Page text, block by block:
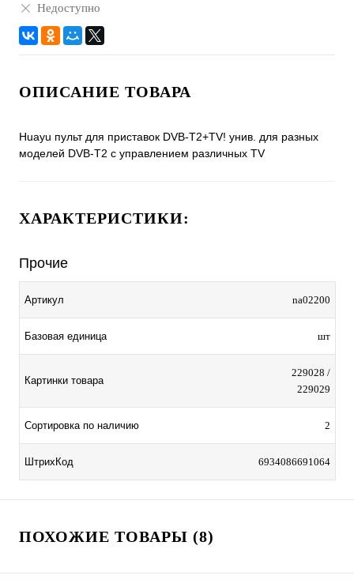
Недоступно
ОПИСАНИЕ ТОВАРА
Huayu пульт для приставок DVB-T2+TV! унив. для разных
моделей DVB-T2 c управлением различных TV
ХАРАКТЕРИСТИКИ:
Прочие
Артикул na02200
Базовая единица шт
Картинки товара
229028 /
229029
Сортировка по наличию 2
ШтрихКод 6934086691064
ПОХОЖИЕ ТОВАРЫ (8)